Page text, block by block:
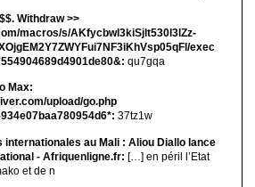
Withdrаw >>
macros/s/AKfycbwl3kiSjlt530I3lZz-
exec
qu7gqa
Max:
upload/go.php
37tz1w
internationales au Mali : Aliou Diallo lance
- Afriquenligne.fr: […] en péril l’Etat
et de n